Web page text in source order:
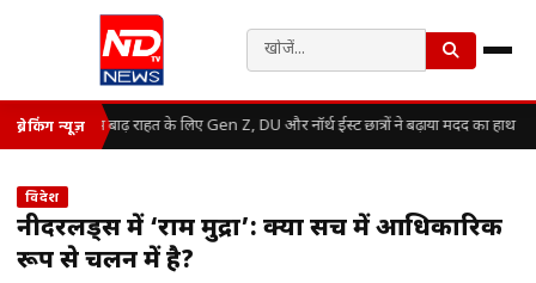
ब्रेकिंग न्यूज़असम बाढ़ राहत के लिए Gen Z, DU और नॉर्थ ईस्ट छात्रों ने बढ़ाया मदद का हाथ
विदेश
नीदरलैंड्स में ‘राम मुद्रा’: क्या सच में आधिकारिक
रूप से चलन में है?